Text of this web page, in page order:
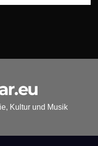
Kultur und Musik